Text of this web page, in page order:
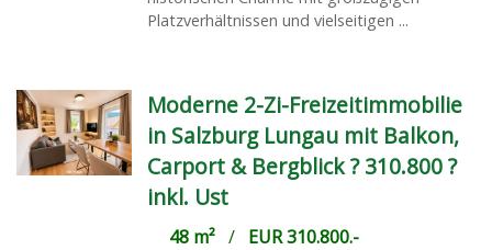
Platzverhältnissen und vielseitigen ...
Moderne 2-Zi-Freizeitimmobilie
in Salzburg Lungau mit Balkon,
Carport & Bergblick ? 310.800 ?
inkl. Ust
48 m²/ EUR 310.800.-